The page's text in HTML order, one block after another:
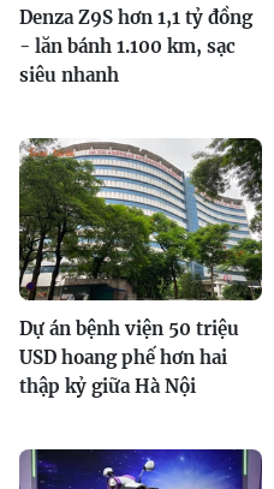
Denza Z9S hơn 1,1 tỷ đồng
- lăn bánh 1.100 km, sạc
siêu nhanh
Dự án bệnh viện 50 triệu
USD hoang phế hơn hai
thập kỷ giữa Hà Nội